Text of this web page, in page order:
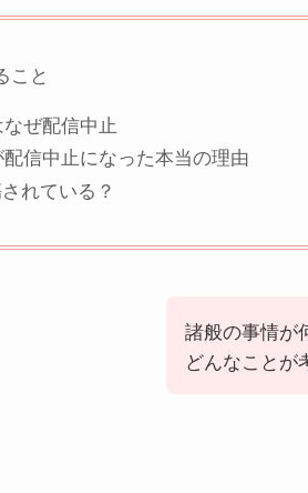
こと
ぜ配信中止
信中止になった本当の理由
れている？
諸般の事情が
どんなことが